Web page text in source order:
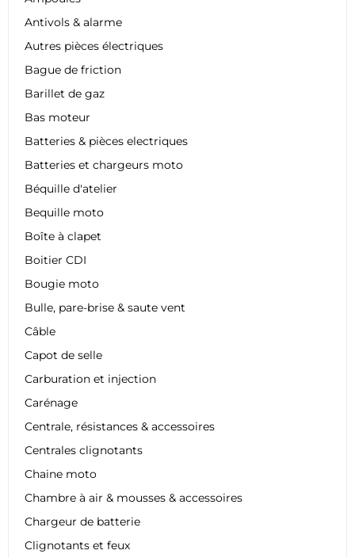
Antivols & alarme
Autres pièces électriques
Bague de friction
Barillet de gaz
Bas moteur
Batteries & pièces electriques
Batteries et chargeurs moto
Béquille d'atelier
Bequille moto
Boîte à clapet
Boitier CDI
Bougie moto
Bulle, pare-brise & saute vent
Câble
Capot de selle
Carburation et injection
Carénage
Centrale, résistances & accessoires
Centrales clignotants
Chaine moto
Chambre à air & mousses & accessoires
Chargeur de batterie
Clignotants et feux